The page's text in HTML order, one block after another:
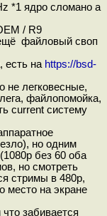
*1 ядро сломано а
/ R9
файловый своп
есть на https://bsd-
не легковесные,
файлопомойка,
current систему
но одним
без 60 оба
но смотреть
стримы в 480р,
место на экране
забивается